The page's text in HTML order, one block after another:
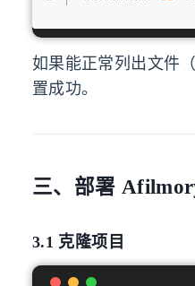
如果能正常列出文件
置成功。
三、部署
3.1 克隆项目